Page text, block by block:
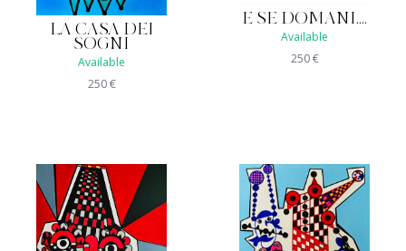
LA CASA DEI
SOGNI
Available
250€
E SE DOMANI....
Available
250€